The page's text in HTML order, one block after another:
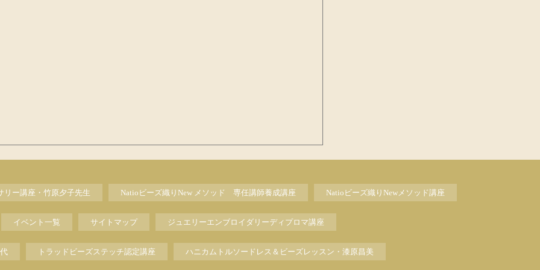
リー講座・竹原夕子先生 Natioビーズ織りNew メソッド 専任講師養成講座 Natioビーズ織りNewメソッド講座
イベント一覧 サイトマップ ジュエリーエンブロイダリーディプロマ講座
トラッドビーズステッチ認定講座 ハニカムトルソードレス＆ビーズレッスン・漆原昌美